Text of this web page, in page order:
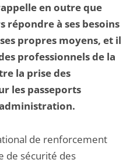
en outre que
répondre à ses besoins
propres moyens, et il
professionnels de la
la prise des
les passeports
de renforcement
de sécurité des